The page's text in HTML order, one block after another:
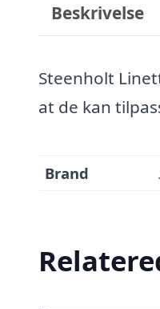
Beskrivelse
Steenholt
at de kan
Brand